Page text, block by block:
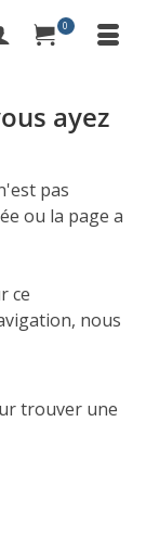
0
ayez
pas
ou la page a
ce
nous
trouver une